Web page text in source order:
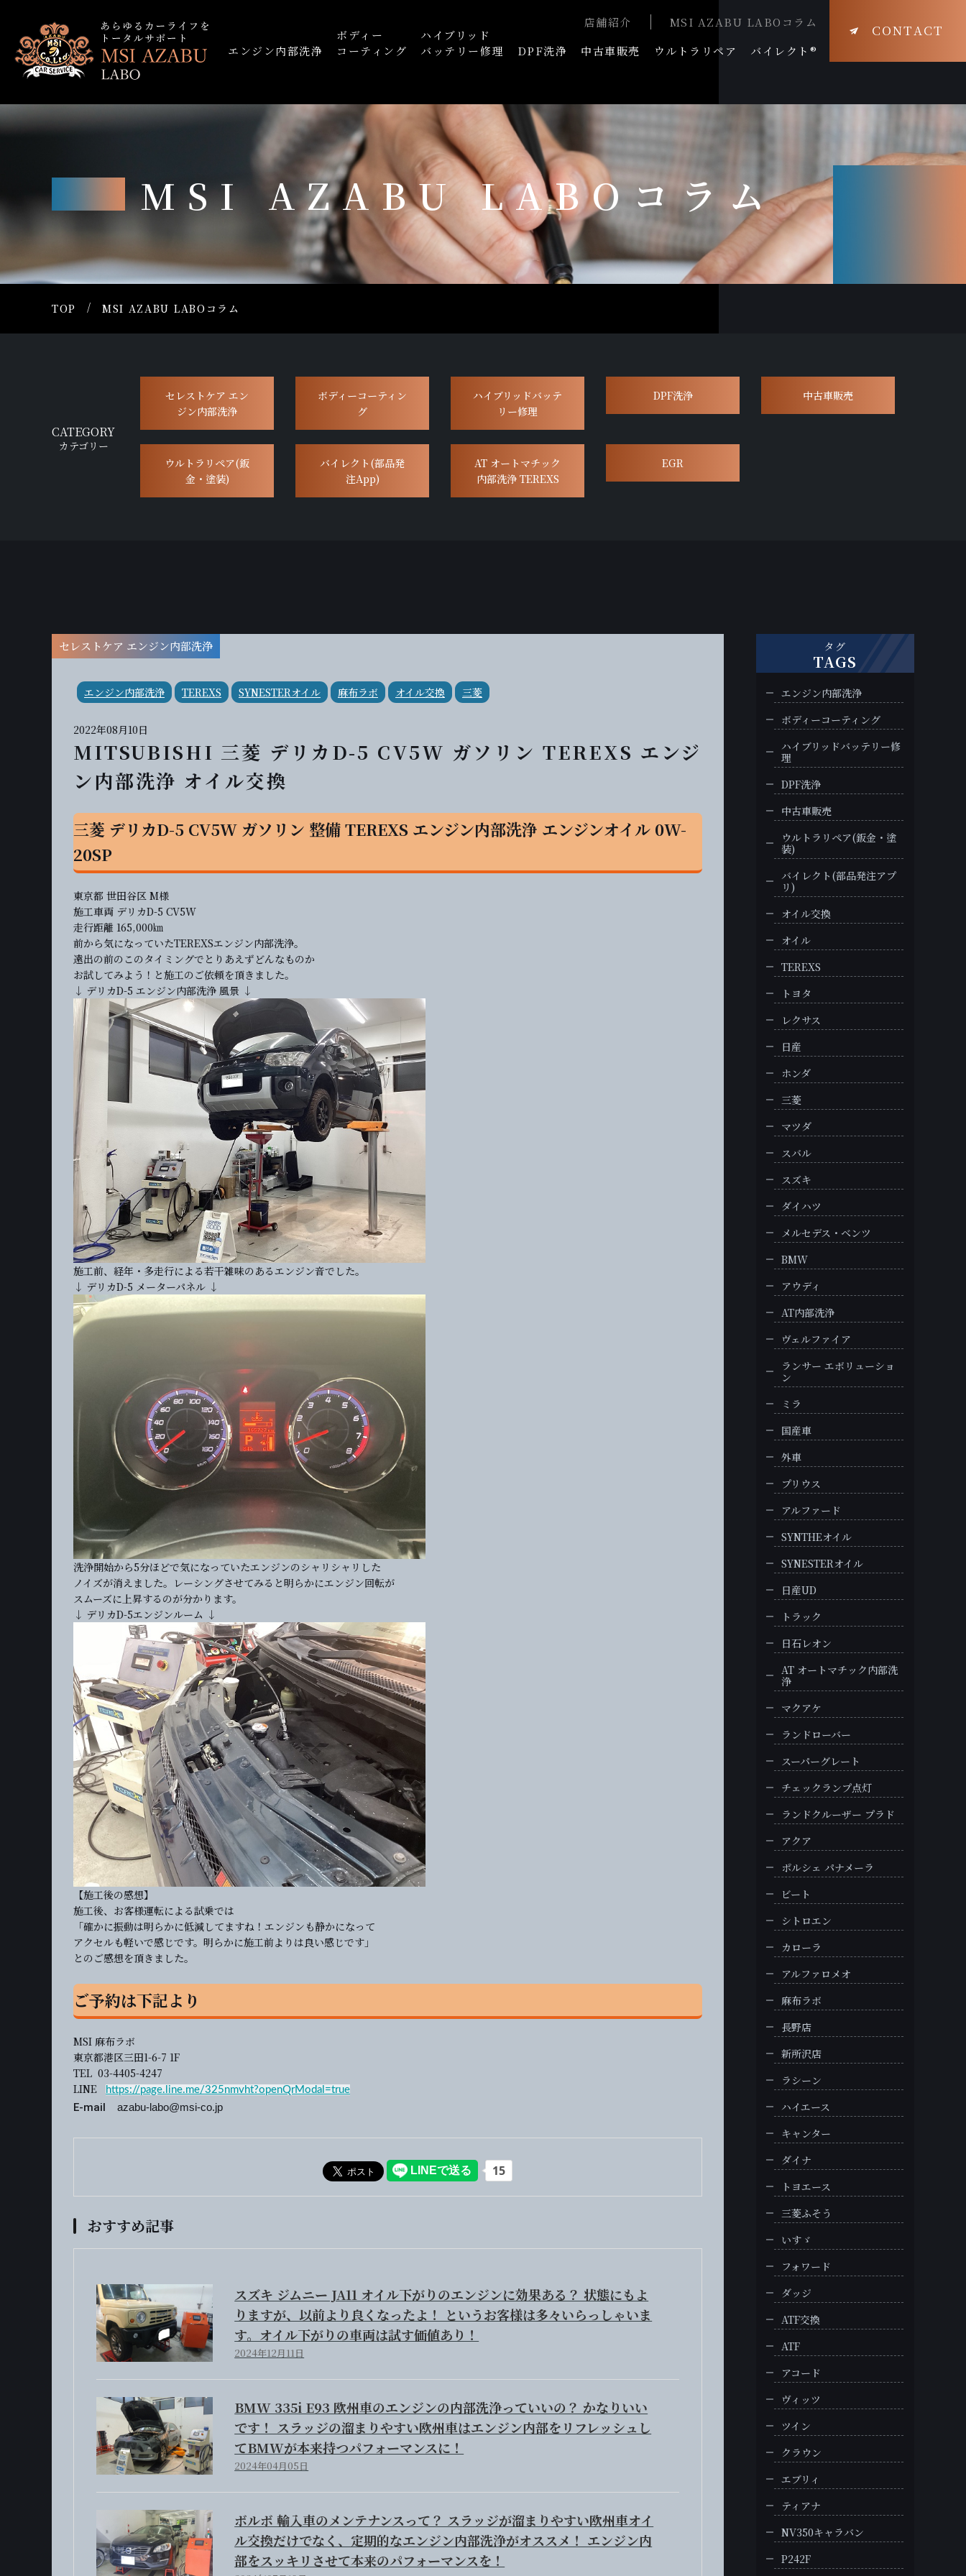
店舗紹介
MSI AZABU LABOコラム
エンジン内部洗浄
ボディー
コーティング
ハイブリッド
バッテリー修理
DPF洗浄 中古車販売 ウルトラリペア バイレクト®
CONTACT
MSI AZABU LABOコラム
TOP MSI AZABU LABOコラム
CATEGORY
カテゴリー
セレストケア エン
ジン内部洗浄
ボディーコーティン
グ
ハイブリッドバッテ
リー修理
DPF洗浄 中古車販売
ウルトラリペア(鈑
金・塗装)
バイレクト(部品発
注App)
AT オートマチック
内部洗浄 TEREXS
EGR
セレストケア エンジン内部洗浄
エンジン内部洗浄 TEREXS SYNESTERオイル 麻布ラボ オイル交換 三菱
2022年08月10日
MITSUBISHI 三菱 デリカD-5 CV5W ガソリン TEREXS エンジ
ン内部洗浄 オイル交換
三菱 デリカD-5 CV5W ガソリン 整備 TEREXS エンジン内部洗浄 エンジンオイル 0W-
20SP
東京都 世田谷区 M様
施工車両 デリカD-5 CV5W
走行距離 165,000㎞
前から気になっていたTEREXSエンジン内部洗浄。
遠出の前のこのタイミングでとりあえずどんなものか
お試してみよう！と施工のご依頼を頂きました。
↓ デリカD-5 エンジン内部洗浄 風景 ↓
施工前、経年・多走行による若干雑味のあるエンジン音でした。
↓ デリカD-5 メーターパネル ↓
洗浄開始から5分ほどで気になっていたエンジンのシャリシャリした
ノイズが消えました。レーシングさせてみると明らかにエンジン回転が
スムーズに上昇するのが分かります。
↓ デリカD-5エンジンルーム ↓
【施工後の感想】
施工後、お客様運転による試乗では
「確かに振動は明らかに低減してますね！エンジンも静かになって
アクセルも軽いで感じです。明らかに施工前よりは良い感じです」
とのご感想を頂きました。
ご予約は下記より
MSI 麻布ラボ
東京都港区三田1-6-7 1F
TEL 03-4405-4247
LINE
https://page.line.me/325nmvht?openQrModal=true
E-mail azabu-labo@msi-co.jp
おすすめ記事
スズキ ジムニー JA11 オイル下がりのエンジンに効果ある？ 状態にもよ
りますが、以前より良くなったよ！ というお客様は多々いらっしゃいま
す。オイル下がりの車両は試す価値あり！
2024年12月11日
BMW 335i E93 欧州車のエンジンの内部洗浄っていいの？ かなりいい
です！ スラッジの溜まりやすい欧州車はエンジン内部をリフレッシュし
てBMWが本来持つパフォーマンスに！
2024年04月05日
ボルボ 輸入車のメンテナンスって？ スラッジが溜まりやすい欧州車オイ
ル交換だけでなく、定期的なエンジン内部洗浄がオススメ！ エンジン内
部をスッキリさせて本来のパフォーマンスを！
タグ
TAGS
エンジン内部洗浄
ボディーコーティング
ハイブリッドバッテリー修
理
DPF洗浄
中古車販売
ウルトラリペア(鈑金・塗
装)
バイレクト(部品発注アプ
リ)
オイル交換
オイル
TEREXS
トヨタ
レクサス
日産
ホンダ
三菱
マツダ
スバル
スズキ
ダイハツ
メルセデス・ベンツ
BMW
アウディ
AT内部洗浄
ヴェルファイア
ランサー エボリューショ
ン
ミラ
国産車
外車
プリウス
アルファード
SYNTHEオイル
SYNESTERオイル
日産UD
トラック
日石レオン
AT オートマチック内部洗
浄
マクアケ
ランドローバー
スーパーグレート
チェックランプ点灯
ランドクルーザー プラド
アクア
ポルシェ パナメーラ
ビート
シトロエン
カローラ
アルファロメオ
麻布ラボ
長野店
新所沢店
ラシーン
ハイエース
キャンター
ダイナ
トヨエース
三菱ふそう
いすゞ
フォワード
ダッジ
ATF交換
ATF
アコード
ヴィッツ
ツイン
クラウン
エブリィ
ティアナ
NV350キャラバン
P242F